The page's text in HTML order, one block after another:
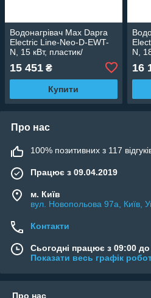
Водонагрівач Max Dapra
Electric Line-Neo-D-EWT-
N, 15 кВт, пластик/
15 451 ₴
Купити
N,
16
Про нас
100% позитивних з 117
Працює з 09.04.2019
м. Київ
вул. Новопольова 97а, Київ,
Контакти
Сьогодні працює з 09:00
Показати весь графік
Про нас